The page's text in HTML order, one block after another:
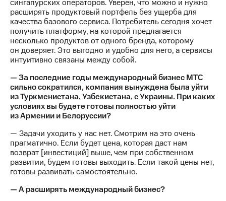
сингапурских операторов. Уверен, что можно и нужно
расширять продуктовый портфель без ущерба для
качества базового сервиса. Потребитель сегодня хочет
получить платформу, на которой предлагается
несколько продуктов от одного бренда, которому
он доверяет. Это выгодно и удобно для него, а сервисы
интуитивно связаны между собой.
— За последние годы международный бизнес МТС
сильно сократился, компания вынуждена была уйти
из Туркменистана, Узбекистана, с Украины. При каких
условиях вы будете готовы полностью уйти
из Армении и Белоруссии?
— Задачи уходить у нас нет. Смотрим на это очень
прагматично. Если будет цена, которая даст нам
возврат [инвестиций] выше, чем при собственном
развитии, будем готовы выходить. Если такой цены нет,
готовы развивать самостоятельно.
— А расширять международный бизнес?